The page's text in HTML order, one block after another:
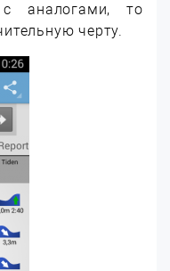
с аналогами, то
черту.